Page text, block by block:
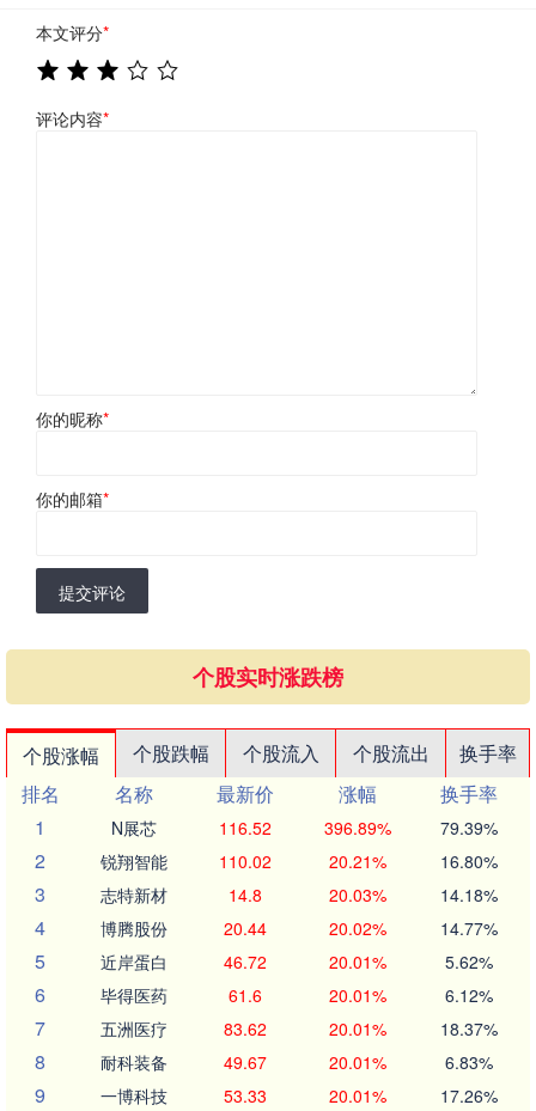
本文评分*
评论内容*
你的昵称*
你的邮箱*
提交评论
个股实时涨跌榜
个股涨幅 个股跌幅 个股流入 个股流出
换手率
排名
名称 最新价 涨幅
换手率
1
N展芯 116.52 396.89% 79.39%
2 锐翔智能 110.02 20.21% 16.80%
3 志特新材 14.8 20.03% 14.18%
4 博腾股份 20.44 20.02% 14.77%
5 近岸蛋白 46.72 20.01% 5.62%
6 毕得医药 61.6 20.01% 6.12%
7 五洲医疗 83.62 20.01% 18.37%
8 耐科装备 49.67 20.01% 6.83%
9 一博科技 53.33 20.01% 17.26%